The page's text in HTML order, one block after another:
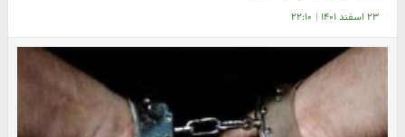
۲۳ اسفند ۱۴۰۱ | ۲۲:۱۰